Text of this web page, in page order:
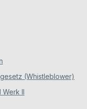
(Whistleblower)
II